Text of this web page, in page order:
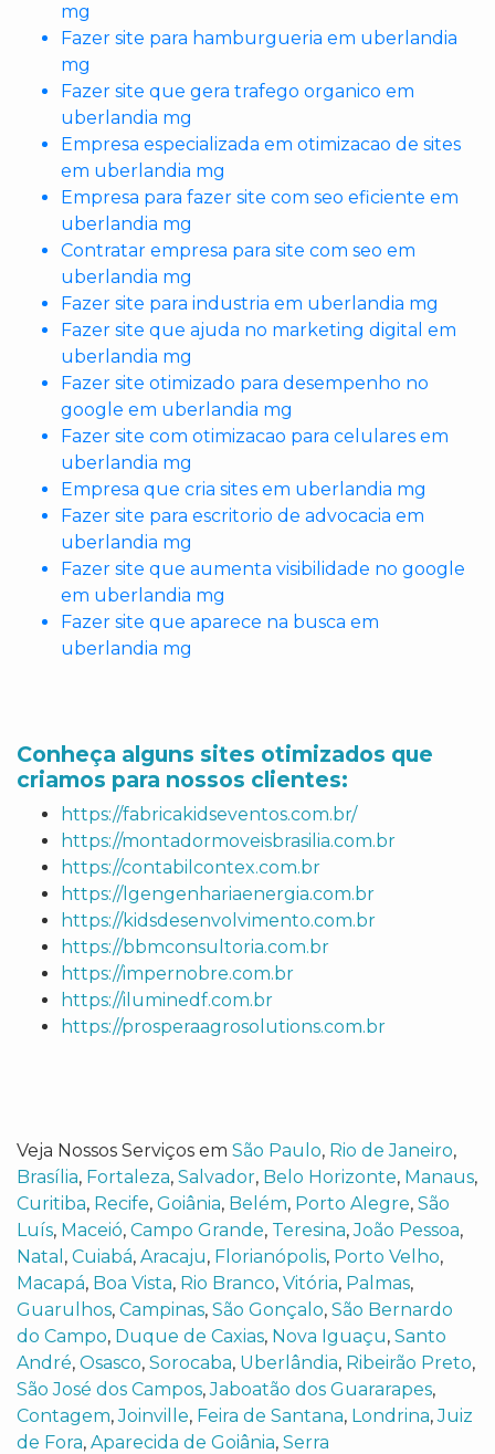
mg
Fazer site para hamburgueria em uberlandia
mg
Fazer site que gera trafego organico em
uberlandia mg
Empresa especializada em otimizacao de sites
em uberlandia mg
Empresa para fazer site com seo eficiente em
uberlandia mg
Contratar empresa para site com seo em
uberlandia mg
Fazer site para industria em uberlandia mg
Fazer site que ajuda no marketing digital em
uberlandia mg
Fazer site otimizado para desempenho no
google em uberlandia mg
Fazer site com otimizacao para celulares em
uberlandia mg
Empresa que cria sites em uberlandia mg
Fazer site para escritorio de advocacia em
uberlandia mg
Fazer site que aumenta visibilidade no google
em uberlandia mg
Fazer site que aparece na busca em
uberlandia mg
Conheça alguns sites otimizados que
criamos para nossos clientes:
https://fabricakidseventos.com.br/
https://montadormoveisbrasilia.com.br
https://contabilcontex.com.br
https://lgengenhariaenergia.com.br
https://kidsdesenvolvimento.com.br
https://bbmconsultoria.com.br
https://impernobre.com.br
https://iluminedf.com.br
https://prosperaagrosolutions.com.br
Veja Nossos Serviços em São Paulo, Rio de Janeiro,
Brasília, Fortaleza, Salvador, Belo Horizonte, Manaus,
Curitiba, Recife, Goiânia, Belém, Porto Alegre, São
Luís, Maceió, Campo Grande, Teresina,João Pessoa,
Natal , Cuiabá, Aracaju, Florianópolis, Porto Velho,
Macapá, Boa Vista, Rio Branco, Vitória, Palmas,
Guarulhos, Campinas, São Gonçalo, São Bernardo
do Campo, Duque de Caxias, Nova Iguaçu, Santo
André, Osasco, Sorocaba, Uberlândia, Ribeirão Preto,
São José dos Campos,Jaboatão dos Guararapes,
Contagem,Joinville, Feira de Santana, Londrina,Juiz
de Fora, Aparecida de Goiânia, Serra